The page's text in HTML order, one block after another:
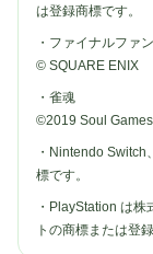
は登録商標です。
・ファイナルファ
© SQUARE ENIX
・雀魂
©2019 Soul
・Nintendo
標です。
・PlayStation は
トの商標または登